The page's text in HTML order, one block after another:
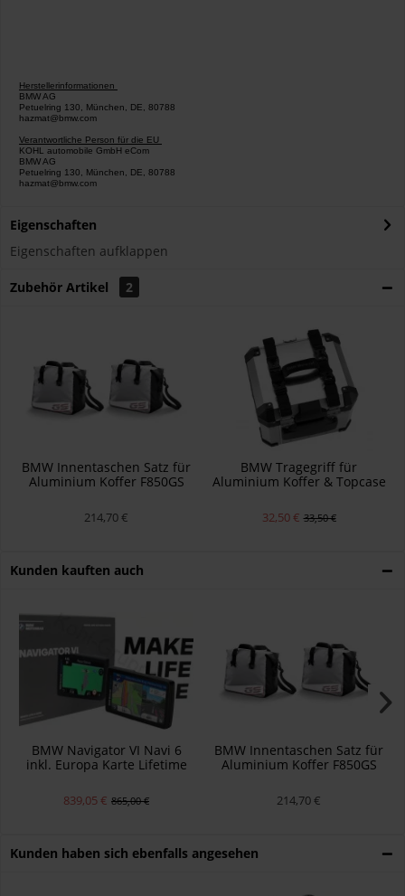
Herstellerinformationen
BMW AG
Petuelring 130, München, DE, 80788
hazmat@bmw.com
Verantwortliche Person für die EU
KOHL automobile GmbH eCom
BMW AG
Petuelring 130, München, DE, 80788
hazmat@bmw.com
Eigenschaften
Eigenschaften aufklappen
Zubehör Artikel 2
BMW Innentaschen Satz für
Aluminium Koffer F850GS
214,70 €
BMW Tragegriff für
Aluminium Koffer & Topcase
R1250GS
32,50 € 33,50 €
Kunden kauften auch
BMW Navigator VI Navi 6
inkl. Europa Karte Lifetime
839,05 € 865,00 €
BMW Innentaschen Satz für
Aluminium Koffer F850GS
214,70 €
Kunden haben sich ebenfalls angesehen